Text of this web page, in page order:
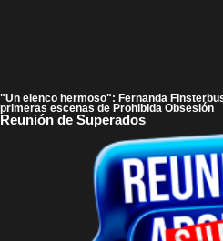
"Un elenco hermoso": Fernanda
primeras escenas de Prohibida Obsesión
Reunión de Superados